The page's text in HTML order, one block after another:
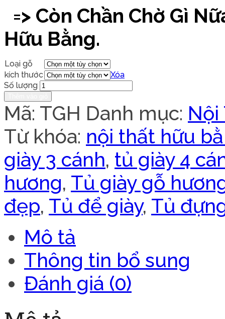
=> Còn Chần Chờ Gì
Hữu Bằng.
Loại gỗ
kích thước
Xóa
Số lượng
Mã: TGH Danh mục: Nội
Từ khóa: nội thất hữu
giày 3 cánh, tủ giày 4
hương, Tủ giày gỗ
đẹp, Tủ để giày, Tủ
Mô tả
Thông tin bổ sung
Đánh giá (0)